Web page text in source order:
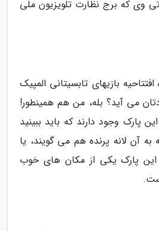
وی که برج نظارت تلویزیون ملی
بازیهای تابسیتانی المپیک
را یادتان می آید؟ بله، من هم همینطور!
پارک وجود دارند که باید ببینید
به آن لانه پرنده هم می گویند، یا
این پارک یکی از مکان های خوب